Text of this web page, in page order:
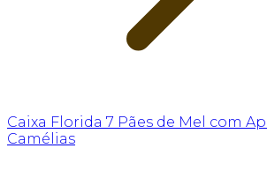
Caixa Florida 7 Pães de Mel com
Camélias